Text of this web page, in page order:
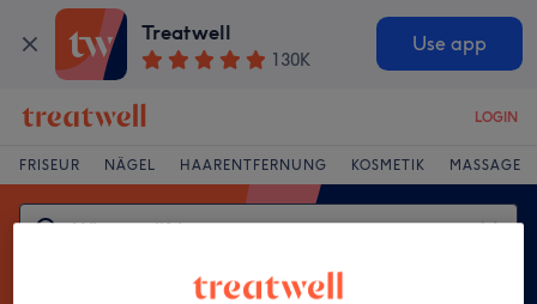
Treatwell
130K
Use app
LOGIN
FRISEUR NÄGEL HAARENTFERNUNG KOSMETIK MASSAGE